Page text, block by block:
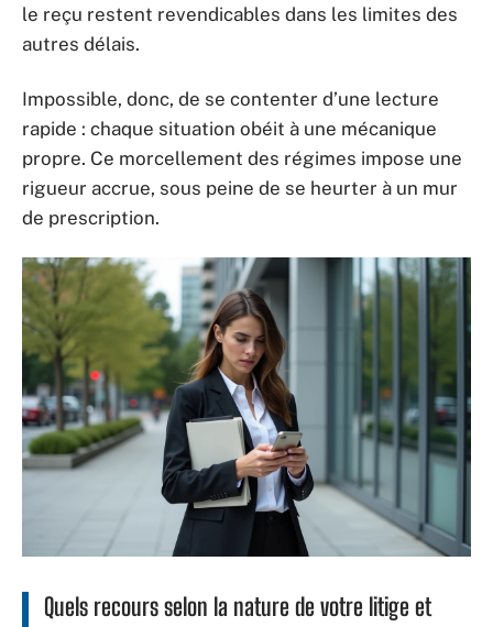
le reçu restent revendicables dans les limites des
autres délais.
Impossible, donc, de se contenter d’une lecture
rapide : chaque situation obéit à une mécanique
propre. Ce morcellement des régimes impose une
rigueur accrue, sous peine de se heurter à un mur
de prescription.
Quels recours selon la nature de votre litige et